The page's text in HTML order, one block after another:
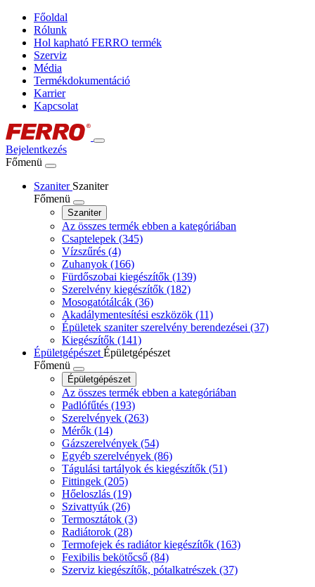
Főoldal
Rólunk
Hol kapható FERRO termék
Szerviz
Média
Termékdokumentáció
Karrier
Kapcsolat
Bejelentkezés
Főmenü
Szaniter Szaniter
Főmenü
Szaniter
Az összes termék ebben a kategóriában
Csaptelepek (345)
Vízszűrés (4)
Zuhanyok (166)
Fürdőszobai kiegészítők (139)
Szerelvény kiegészítők (182)
Mosogatótálcák (36)
Akadálymentesítési eszközök (11)
Épületek szaniter szerelvény berendezései (37)
Kiegészítők (141)
Épületgépészet Épületgépészet
Főmenü
Épületgépészet
Az összes termék ebben a kategóriában
Padlófűtés (193)
Szerelvények (263)
Mérők (14)
Gázszerelvények (54)
Egyéb szerelvények (86)
Tágulási tartályok és kiegészítők (51)
Fittingek (205)
Hőeloszlás (19)
Szivattyúk (26)
Termosztátok (3)
Radiátorok (28)
Termofejek és radiátor kiegészítők (163)
Fexibilis bekötőcső (84)
Szerviz kiegészítők, pótalkatrészek (37)